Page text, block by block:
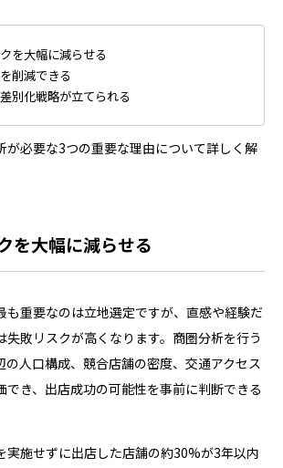
を大幅に減らせる
削減できる
別化戦略が立てられる
が必要な3つの重要な理由について詳しく解
を大幅に減らせる
も重要なのは立地選定ですが、直感や経験だ
失敗リスクが高くなります。商圏分析を行う
の人口構成、競合店舗の密度、交通アクセス
でき、出店成功の可能性を事前に判断できる
実施せずに出店した店舗の約30%が3年以内